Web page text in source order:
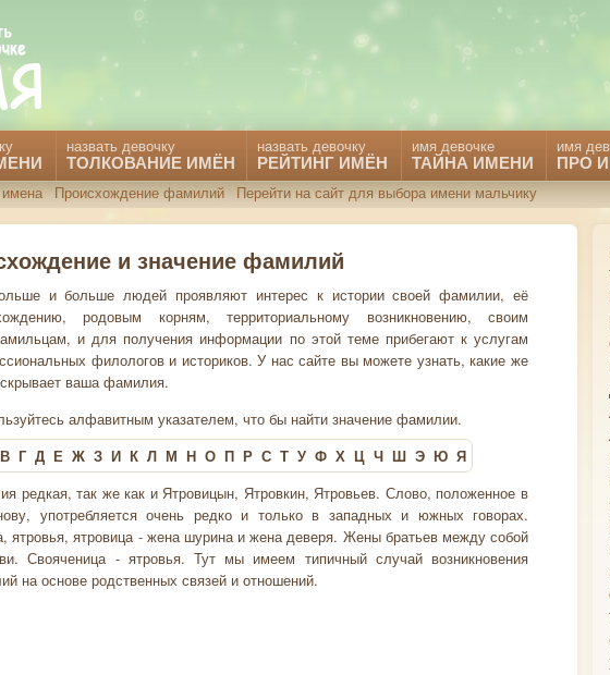
назвать девочку
ТОЛКОВАНИЕ ИМЁН
назвать девочку
РЕЙТИНГ ИМЁН
имя девочке
ТАЙНА ИМЕНИ
имя
ПРО
Происхождение фамилий Перейти на сайт для выбора имени мальчику
и значение фамилий
и больше людей проявляют интерес к истории своей фамилии, её
родовым корням, территориальному возникновению, своим
и для получения информации по этой теме прибегают к услугам
филологов и историков. У нас сайте вы можете узнать, какие же
ваша фамилия.
алфавитным указателем, что бы найти значение фамилии.
В Г Д Е Ж З И К Л М Н О П Р С Т У Ф Х Ц Ч Ш Э Ю Я
редкая, так же как и Ятровицын, Ятровкин, Ятровьев. Слово, положенное в
употребляется очень редко и только в западных и южных говорах.
ятровья, ятровица - жена шурина и жена деверя. Жены братьев между собой
Свояченица - ятровья. Тут мы имеем типичный случай возникновения
на основе родственных связей и отношений.